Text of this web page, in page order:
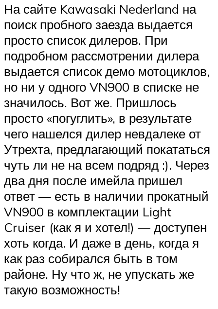
На сайте Kawasaki Nederland на
поиск пробного заезда выдается
просто список дилеров. При
подробном рассмотрении дилера
выдается список демо мотоциклов,
но ни у одного VN900 в списке не
значилось. Вот же. Пришлось
просто «погуглить», в результате
чего нашелся дилер невдалеке от
Утрехта, предлагающий покататься
чуть ли не на всем подряд :). Через
два дня после имейла пришел
ответ — есть в наличии прокатный
VN900 в комплектации Light
Cruiser (как я и хотел!) — доступен
хоть когда. И даже в день, когда я
как раз собирался быть в том
районе. Ну что ж, не упускать же
такую возможность!